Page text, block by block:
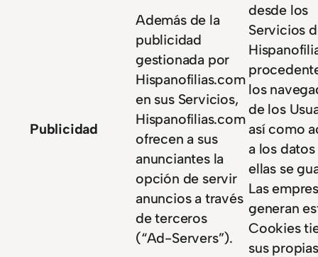
Publicidad
Además de la
publicidad
gestionada por
Hispanofilias.com
en sus Servicios,
Hispanofilias.com
ofrecen a sus
anunciantes la
opción de servir
anuncios a través
de terceros
(“Ad-Servers”).
desde los
Servicios
los
de los
así como
a los
ellas se
Las
generan
Cookies
sus propias